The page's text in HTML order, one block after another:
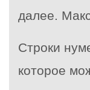
далее.
Строки
которое